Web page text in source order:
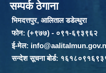
सम्पर्क ठेगाना
भिमदत्तपुर, आलिताल डडेल्धुरा
फोन: (+९७७) - ०९१-६९३९६२
ई-मेल:
सन्देश सूचना बोर्ड: